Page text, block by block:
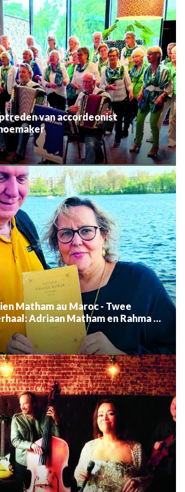
van accordeonist
Matham au Maroc - Twee
Adriaan Matham en Rahma el